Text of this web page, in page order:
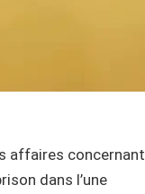
affaires concernant
dans l’une